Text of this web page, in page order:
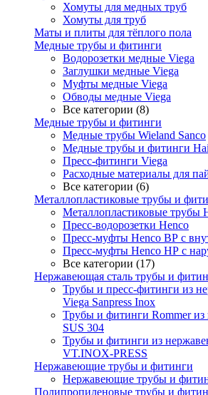
Хомуты для медных труб
Хомуты для труб
Маты и плиты для тёплого пола
Медные трубы и фитинги
Водорозетки медные Viega
Заглушки медные Viega
Муфты медные Viega
Обводы медные Viega
Все категории (8)
Медные трубы и фитинги
Медные трубы Wieland Sanco
Медные трубы и фитинги
Пресс-фитинги Viega
Расходные материалы для
Все категории (6)
Металлопластиковые трубы и
Металлопластиковые трубы
Пресс-водорозетки Henco
Пресс-муфты Henco ВР с
Пресс-муфты Henco НР с
Все категории (17)
Нержавеющая сталь трубы и
Трубы и пресс-фитинги из
Viega Sanpress Inox
Трубы и фитинги Rommer
SUS 304
Трубы и фитинги из
VT.INOX-PRESS
Нержавеющие трубы и фитинги
Нержавеющие трубы и
Полипропиленовые трубы и